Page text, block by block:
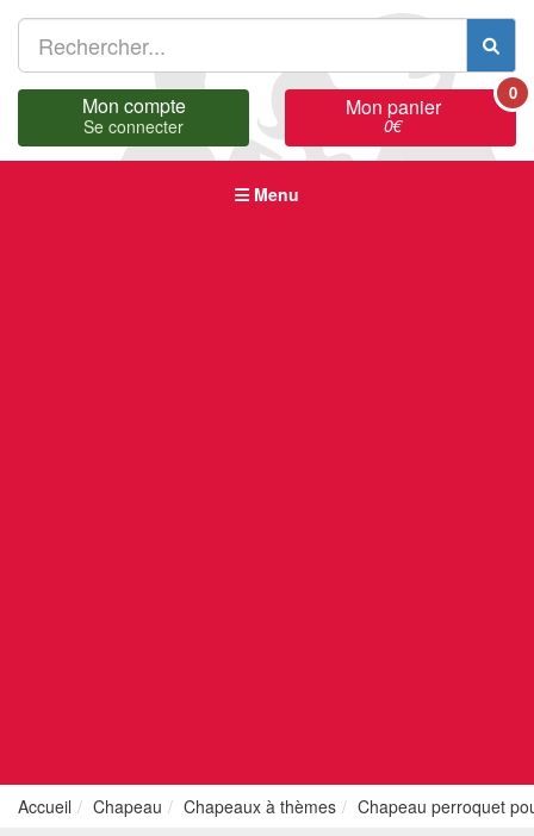
Mon compte
Se connecter
Mon panier
0€
0
Menu
Accueil Chapeau Chapeaux à thèmes Chapeau perroquet